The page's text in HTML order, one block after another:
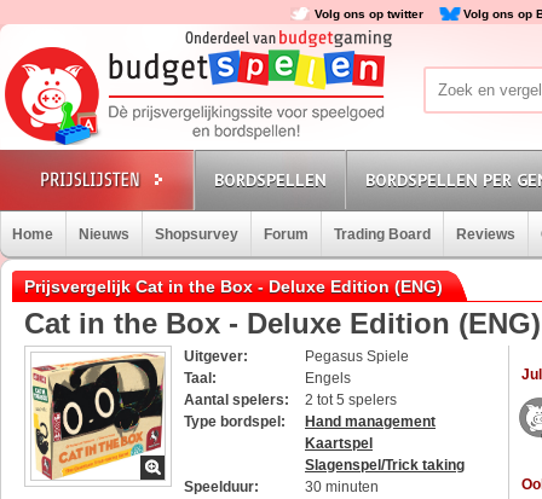
Volg ons op twitter Volg ons op
BORDSPELLEN BORDSPELLEN PER
Home Nieuws Shopsurvey Forum Trading Board Reviews
Prijsvergelijk Cat in the Box - Deluxe Edition (ENG)
Cat in the Box - Deluxe Edition (ENG)
Uitgever:
Pegasus Spiele
Taal:
Engels
Aantal spelers:
2 tot 5 spelers
Type bordspel:
Hand management
Kaartspel
Slagenspel/Trick taking
Speelduur:
30 minuten